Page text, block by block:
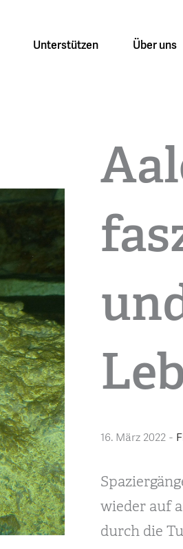
Unterstützen Über uns
16. März 2022 -
wieder auf
durch die